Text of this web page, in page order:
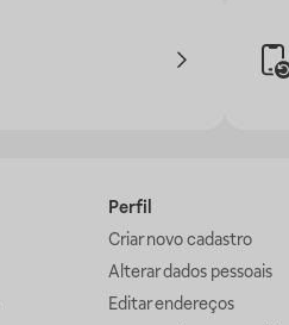
Perfil
Criar novo cadastro
Alterar dados pessoais
Editar endereços